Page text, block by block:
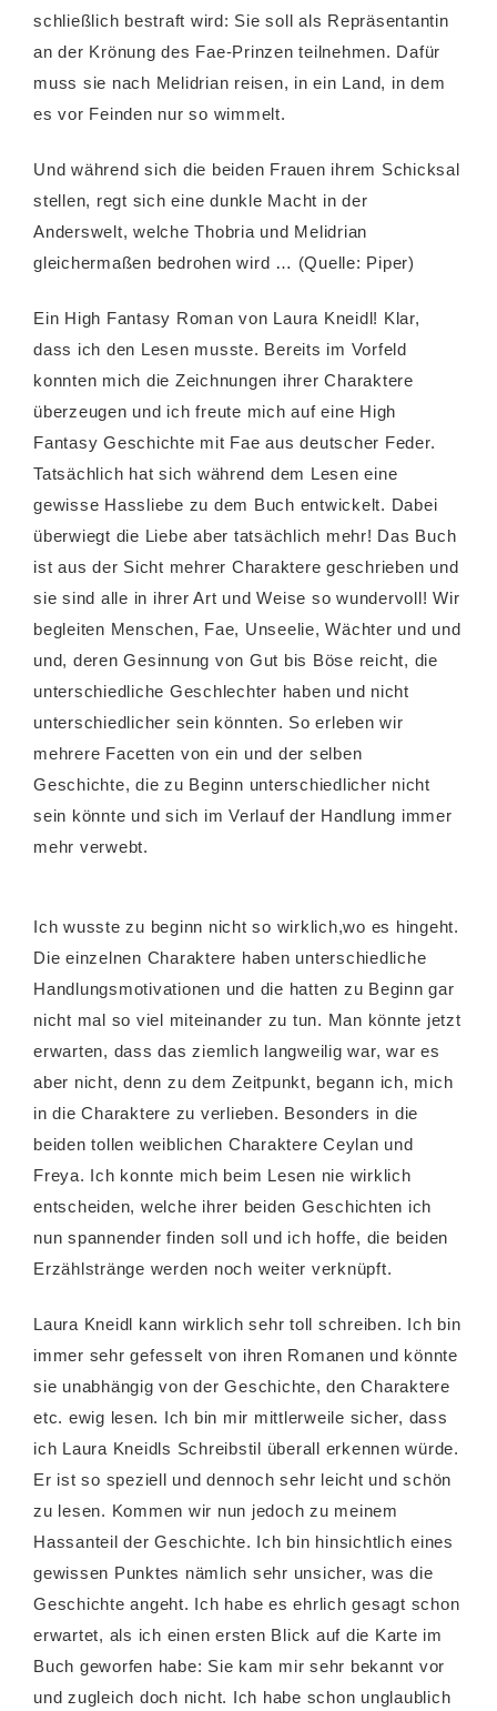
schließlich bestraft wird: Sie soll als Repräsentantin
an der Krönung des Fae-Prinzen teilnehmen. Dafür
muss sie nach Melidrian reisen, in ein Land, in dem
es vor Feinden nur so wimmelt.
Und während sich die beiden Frauen ihrem Schicksal
stellen, regt sich eine dunkle Macht in der
Anderswelt, welche Thobria und Melidrian
gleichermaßen bedrohen wird … (Quelle: Piper)
Ein High Fantasy Roman von Laura Kneidl! Klar,
dass ich den Lesen musste. Bereits im Vorfeld
konnten mich die Zeichnungen ihrer Charaktere
überzeugen und ich freute mich auf eine High
Fantasy Geschichte mit Fae aus deutscher Feder.
Tatsächlich hat sich während dem Lesen eine
gewisse Hassliebe zu dem Buch entwickelt. Dabei
überwiegt die Liebe aber tatsächlich mehr! Das Buch
ist aus der Sicht mehrer Charaktere geschrieben und
sie sind alle in ihrer Art und Weise so wundervoll! Wir
begleiten Menschen, Fae, Unseelie, Wächter und und
und, deren Gesinnung von Gut bis Böse reicht, die
unterschiedliche Geschlechter haben und nicht
unterschiedlicher sein könnten. So erleben wir
mehrere Facetten von ein und der selben
Geschichte, die zu Beginn unterschiedlicher nicht
sein könnte und sich im Verlauf der Handlung immer
mehr verwebt.
Ich wusste zu beginn nicht so wirklich,wo es hingeht.
Die einzelnen Charaktere haben unterschiedliche
Handlungsmotivationen und die hatten zu Beginn gar
nicht mal so viel miteinander zu tun. Man könnte jetzt
erwarten, dass das ziemlich langweilig war, war es
aber nicht, denn zu dem Zeitpunkt, begann ich, mich
in die Charaktere zu verlieben. Besonders in die
beiden tollen weiblichen Charaktere Ceylan und
Freya. Ich konnte mich beim Lesen nie wirklich
entscheiden, welche ihrer beiden Geschichten ich
nun spannender finden soll und ich hoffe, die beiden
Erzählstränge werden noch weiter verknüpft.
Laura Kneidl kann wirklich sehr toll schreiben. Ich bin
immer sehr gefesselt von ihren Romanen und könnte
sie unabhängig von der Geschichte, den Charaktere
etc. ewig lesen. Ich bin mir mittlerweile sicher, dass
ich Laura Kneidls Schreibstil überall erkennen würde.
Er ist so speziell und dennoch sehr leicht und schön
zu lesen. Kommen wir nun jedoch zu meinem
Hassanteil der Geschichte. Ich bin hinsichtlich eines
gewissen Punktes nämlich sehr unsicher, was die
Geschichte angeht. Ich habe es ehrlich gesagt schon
erwartet, als ich einen ersten Blick auf die Karte im
Buch geworfen habe: Sie kam mir sehr bekannt vor
und zugleich doch nicht. Ich habe schon unglaublich